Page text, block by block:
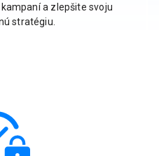
a zlepšite svoju
stratégiu.